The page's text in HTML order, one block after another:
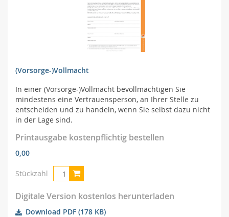
(Vorsorge-)Vollmacht
In einer (Vorsorge-)Vollmacht bevollmächtigen Sie
mindestens eine Vertrauensperson, an Ihrer Stelle zu
entscheiden und zu handeln, wenn Sie selbst dazu nicht
in der Lage sind.
Printausgabe kostenpflichtig bestellen
0,00
Stückzahl
Digitale Version kostenlos herunterladen
Download PDF (178 KB)